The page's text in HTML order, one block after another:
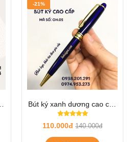
Bút ký xanh dương cao cấp
OH.05
110.000đ 140.000đ
-21%